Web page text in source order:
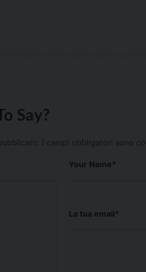
Say?
I campi obbligatori sono
Your Name*
La tua email*